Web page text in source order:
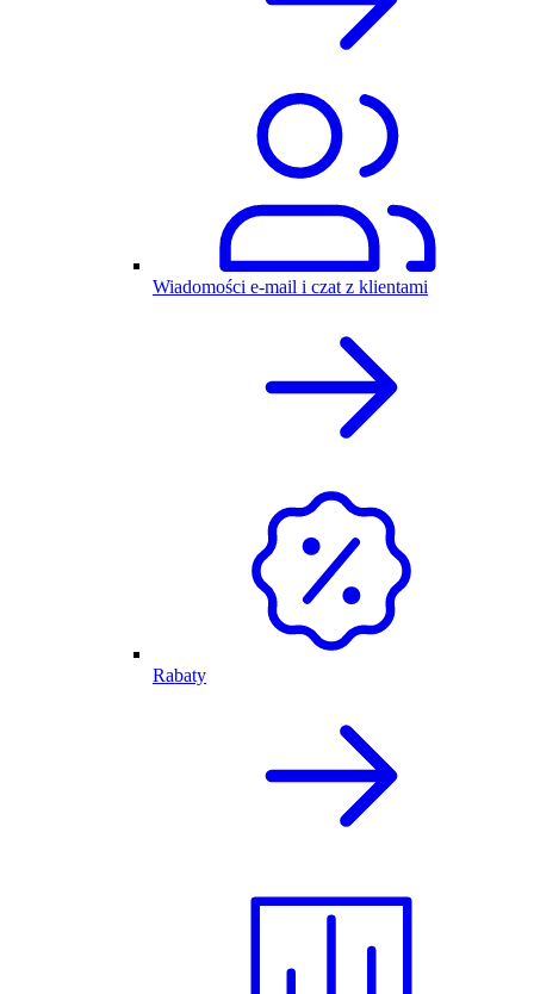
Wiadomości e-mail i czat z klientami
Rabaty